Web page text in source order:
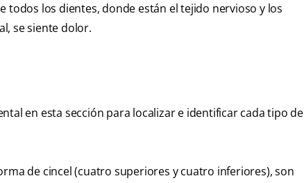
los dientes, donde están el tejido nervioso y los
se siente dolor.
en esta sección para localizar e identificar cada tipo de
de cincel (cuatro superiores y cuatro inferiores), son